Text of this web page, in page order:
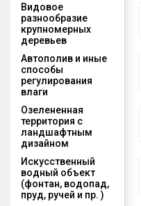
Видовое
разнообразие
крупномерных
деревьев
Автополив и иные
способы
регулирования
влаги
Озелененная
территория с
ландшафтным
дизайном
Искусственный
водный объект
(фонтан, водопад,
пруд, ручей и пр. )